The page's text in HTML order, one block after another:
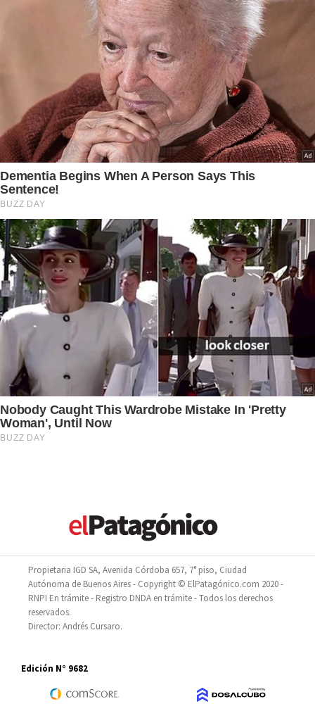
Propietaria IGD SA, Avenida Córdoba 657, 7° piso, Ciudad
Autónoma de Buenos Aires - Copyright © ElPatagónico.com 2020 -
RNPI En trámite - Registro DNDA en trámite - Todos los derechos
reservados.
Director: Andrés Cursaro.
Edición N° 9682